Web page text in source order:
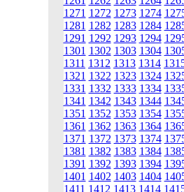
1271 1272 1273 1274
1281 1282 1283 1284
1291 1292 1293 1294
1301 1302 1303 1304
1311 1312 1313 1314
1321 1322 1323 1324
1331 1332 1333 1334
1341 1342 1343 1344
1351 1352 1353 1354
1361 1362 1363 1364
1371 1372 1373 1374
1381 1382 1383 1384
1391 1392 1393 1394
1401 1402 1403 1404
1411 1412 1413 1414